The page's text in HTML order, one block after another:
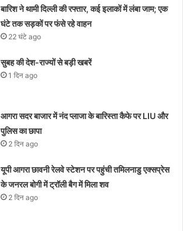
बारिश ने थामी दिल्ली की रफ्तार, कई इलाकों में लंबा जाम; एक
घंटे तक सड़कों पर फंसे रहे वाहन
22 घंटे ago
सुबह की देश-राज्यों से बड़ी खबरें
1 दिन ago
आगरा सदर बाजार में नंद प्लाजा के बारिस्ता कैफे पर LIU और
पुलिस का छापा
2 दिन ago
यूपी आगरा छावनी रेलवे स्टेशन पर पहुंची तमिलनाडु एक्सप्रेस
के जनरल बोगी में ट्रॉली बैग में मिला शव
2 दिन ago